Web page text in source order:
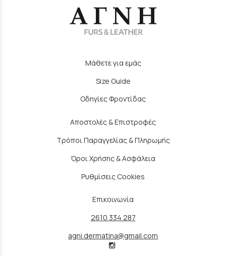
Μάθετε για εμάς
Size Guide
Οδηγίες Φροντίδας
Αποστολές & Επιστροφές
Τρόποι Παραγγελίας & Πληρωμής
Όροι Χρήσης & Ασφάλεια
Ρυθμίσεις Cookies
Επικοινωνία
2610 334 287
agni.dermatina@gmail.com